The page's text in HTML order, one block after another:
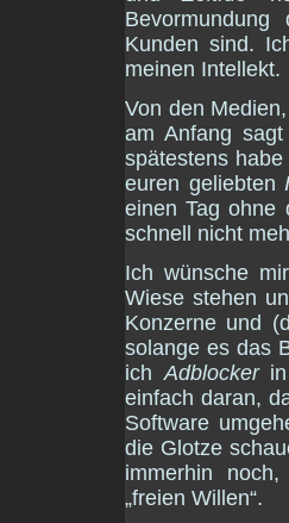
Kunden sind.
meinen Intellekt.
Von den
am Anfang
spätestens
euren geliebten
einen Tag ohne
schnell nicht
Ich wünsche
Wiese stehen
Konzerne und
solange es das
ich Adblockerin
einfach daran,
Software
die Glotze
immerhin
„freien Willen“.